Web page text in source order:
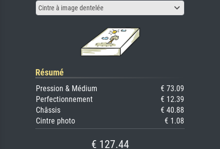
Cintre à image dentelée
Résumé
Pression & Médium
€ 73.09
Perfectionnement
€ 12.39
Châssis
€ 40.88
Cintre photo
€ 1.08
€ 127.44